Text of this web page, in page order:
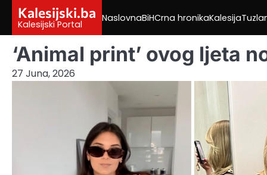
content
Kalesijski.ba
Kalesijski Portal
NaslovnaBiHCrna hronikaKalesija
‘Animal print’ ovog ljeta
27 Juna, 2026